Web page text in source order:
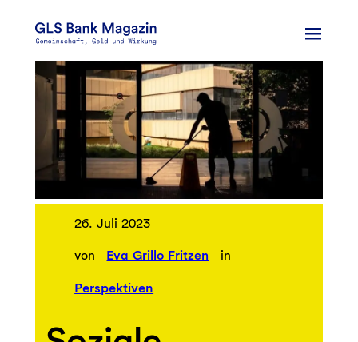
Inhalt
26. Juli 2023
von Eva Grillo Fritzen in
Perspektiven